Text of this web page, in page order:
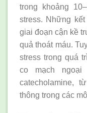
trong khoảng
stress. Những
giai đoạn cận kề
quả thoát máu.
stress trong quá
co mạch
catecholamine,
thông trong các